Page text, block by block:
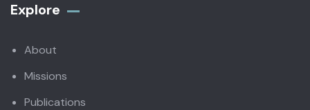
Explore
About
Missions
Publications